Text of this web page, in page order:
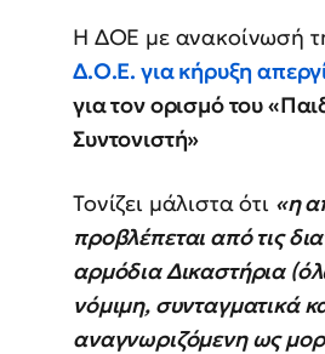
Η ΔΟΕ με ανακοίνωσή
Δ.Ο.Ε. για κήρυξη
για τον ορισμό του
Συντονιστή»
Τονίζει μάλιστα ότι «η
προβλέπεται από τις
αρμόδια Δικαστήρια
νόμιμη, συνταγματικά
αναγνωριζόμενη ως